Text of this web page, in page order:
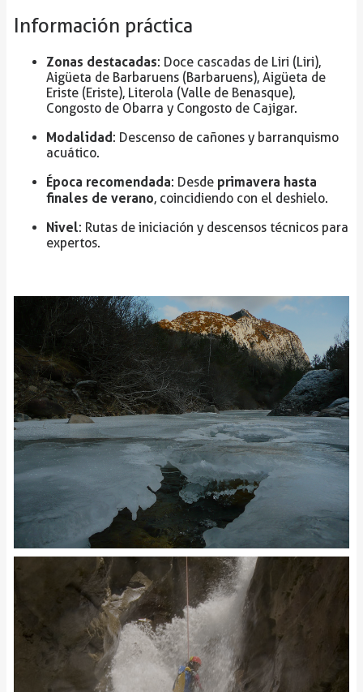
Información práctica
Zonas destacadas: Doce cascadas de Liri (Liri),
Aigüeta de Barbaruens (Barbaruens), Aigüeta de
Eriste (Eriste), Literola (Valle de Benasque),
Congosto de Obarra y Congosto de Cajigar.
Modalidad: Descenso de cañones y barranquismo
acuático.
Época recomendada: Desde primavera hasta
finales de verano, coincidiendo con el deshielo.
Nivel: Rutas de iniciación y descensos técnicos para
expertos.